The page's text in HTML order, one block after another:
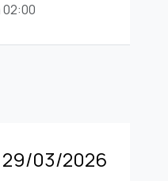
29/03/2026